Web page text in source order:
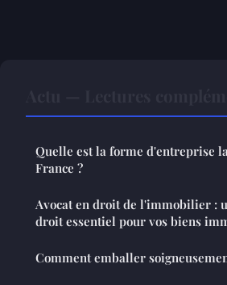
Quelle est la forme d'entreprise
France ?
Avocat en droit de l'immobilier :
droit essentiel pour vos biens
Comment emballer